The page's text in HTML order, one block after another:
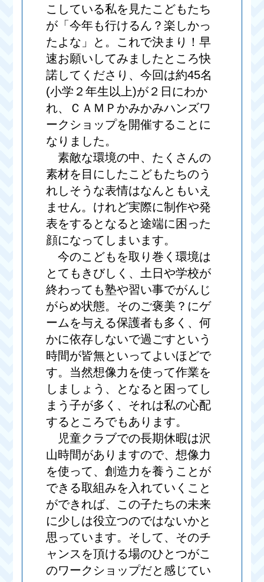
こしている私を見たこどもたち
が「今年も行けるん？楽しかっ
たよな」と。これで決まり！早
速お願いしてみましたところ快
諾してくださり、今回は約45名
(小学２年生以上)が２日にわか
れ、ＣＡＭＰかみかみハンズワ
ークショップを開催することに
なりました。
素敵な環境の中、たくさんの
素材を目にしたこどもたちのう
れしそうな表情はなんともいえ
ません。けれど実際に制作や発
表をするとなると途端に困った
顔になってしまいます。
今のこどもを取り巻く環境は
とてもきびしく、土日や学校が
終わっても塾や習い事でがんじ
がらめ状態。そのご褒美？にゲ
ームを与える保護者も多く、何
かに依存しないで過ごすという
時間が皆無といってよいほどで
す。当然想像力を使って作業を
しましょう、となると困ってし
まう子が多く、それは私の心配
するところでもあります。
児童クラブでの長期休暇は沢
山時間がありますので、想像力
を使って、創造力を養うことが
できる取組みを入れていくこと
ができれば、この子たちの未来
に少しは役立つのではないかと
思っています。そして、そのチ
ャンスを頂ける場のひとつがこ
のワークショップだと感じてい